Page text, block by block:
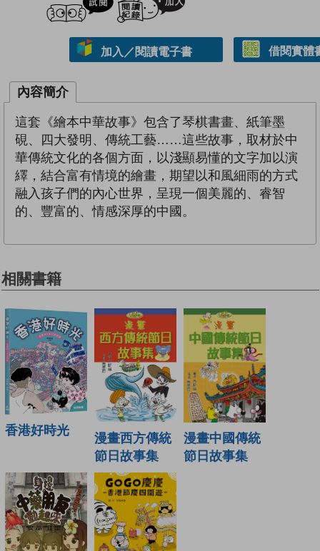
加入／閱讀電子書 借閱實體
內容簡介
這套《繪本中華故事》包含了琴棋書畫、紙筆墨
硯、四大發明、傳統工藝……這些故事，取材於中
華傳統文化的各個方面，以淺顯易懂的文字加以演
繹，結合富有情境的繪畫，期望以和風細雨的方式
融入孩子們的內心世界，呈現一個美麗的、睿智
的、豐富的、情感深厚的中國。
相關書籍
香港好時光
漫畫西方傳統
節日故事集
漫畫中國傳統
節日故事集